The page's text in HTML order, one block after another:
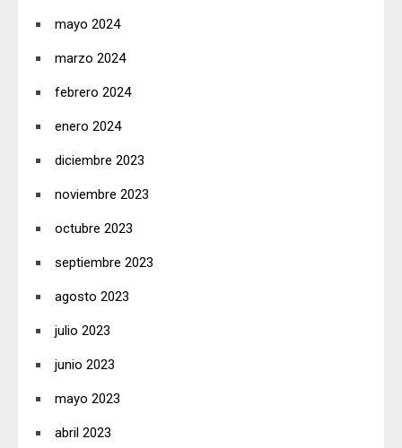
mayo 2024
marzo 2024
febrero 2024
enero 2024
diciembre 2023
noviembre 2023
octubre 2023
septiembre 2023
agosto 2023
julio 2023
junio 2023
mayo 2023
abril 2023